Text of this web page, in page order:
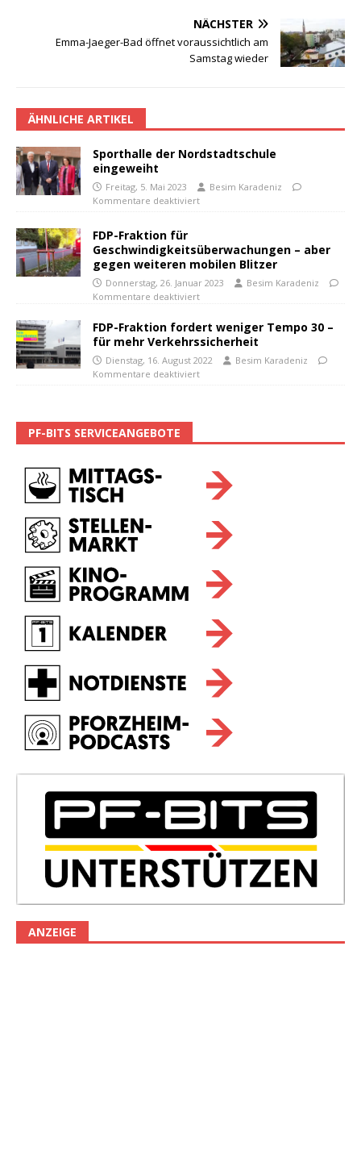
NÄCHSTER
Emma-Jaeger-Bad öffnet voraussichtlich am
Samstag wieder
ÄHNLICHE ARTIKEL
Sporthalle der Nordstadtschule
eingeweiht
Freitag, 5. Mai 2023
Besim Karadeniz
Kommentare deaktiviert
FDP-Fraktion für
Geschwindigkeitsüberwachungen – aber
gegen weiteren mobilen Blitzer
Donnerstag, 26. Januar 2023
Besim Karadeniz
Kommentare deaktiviert
FDP-Fraktion fordert weniger Tempo 30 –
für mehr Verkehrssicherheit
Dienstag, 16. August 2022
Besim Karadeniz
Kommentare deaktiviert
PF-BITS SERVICEANGEBOTE
ANZEIGE